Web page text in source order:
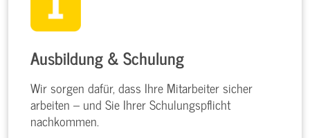
Ausbildung & Schulung
Wir sorgen dafür, dass Ihre Mitarbeiter sicher
arbeiten – und Sie Ihrer Schulungspflicht
nachkommen.